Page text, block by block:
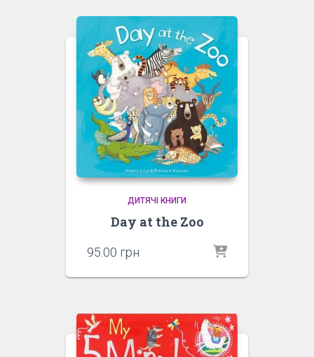
ДИТЯЧІ КНИГИ
Day at the Zoo
95.00 грн